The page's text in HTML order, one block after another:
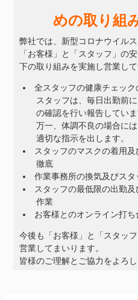
めの取り組
弊社では、新型コロナウイル
「お客様」と「スタッフ」の
下の取り組みを実施し営業して
全スタッフの健康チェック
スタッフは、毎日出勤前
の確認を行い報告していま
万一、体調不良の場合に
適切な指示を出します。
スタッフのマスクの着用
徹底
作業事務所の換気及びス
スタッフの最低限の出勤
作業
お客様とのオンライン打
今後も「お客様」と「スタッ
営業してまいります。
皆様のご理解とご協力をよろし